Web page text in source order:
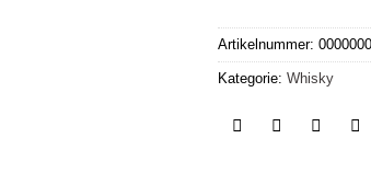
Artikelnummer:
Kategorie: Whisky